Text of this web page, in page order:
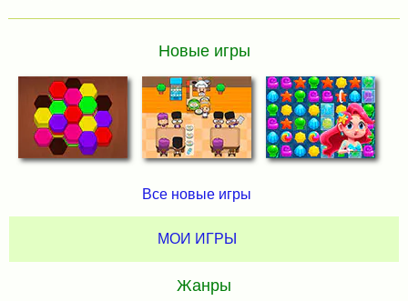
Новые игры
Все новые игры
МОИ ИГРЫ
Жанры